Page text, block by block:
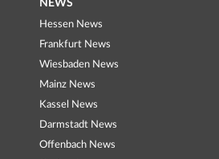
NEWS
Hessen News
Frankfurt News
Wiesbaden News
Mainz News
Kassel News
Darmstadt News
Offenbach News